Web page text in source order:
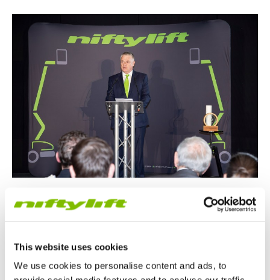
This website uses cookies
We use cookies to personalise content and ads, to
Pionier in innovatie en duurzaamheid